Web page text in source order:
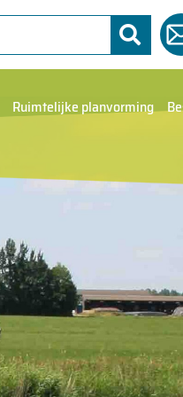
Ruimtelijke planvorming